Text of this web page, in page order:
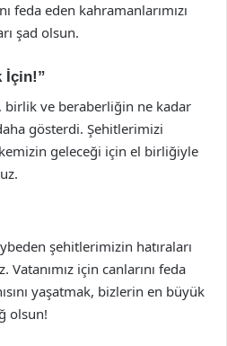
feda eden kahramanlarımızı
şad olsun.
İçin!”
birlik ve beraberliğin ne kadar
gösterdi. Şehitlerimizi
geleceği için el birliğiyle
şehitlerimizin hatıraları
için canlarını feda
yaşatmak, bizlerin en büyük
olsun!